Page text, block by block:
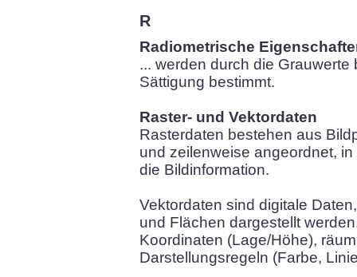
R
Radiometrische
... werden durch die
Sättigung bestimmt.
Raster- und Vektordaten
Rasterdaten bestehen aus
und zeilenweise angeordnet,
die Bildinformation.
Vektordaten sind digitale
und Flächen dargestellt
Koordinaten (Lage/Höhe),
Darstellungsregeln (Farbe,